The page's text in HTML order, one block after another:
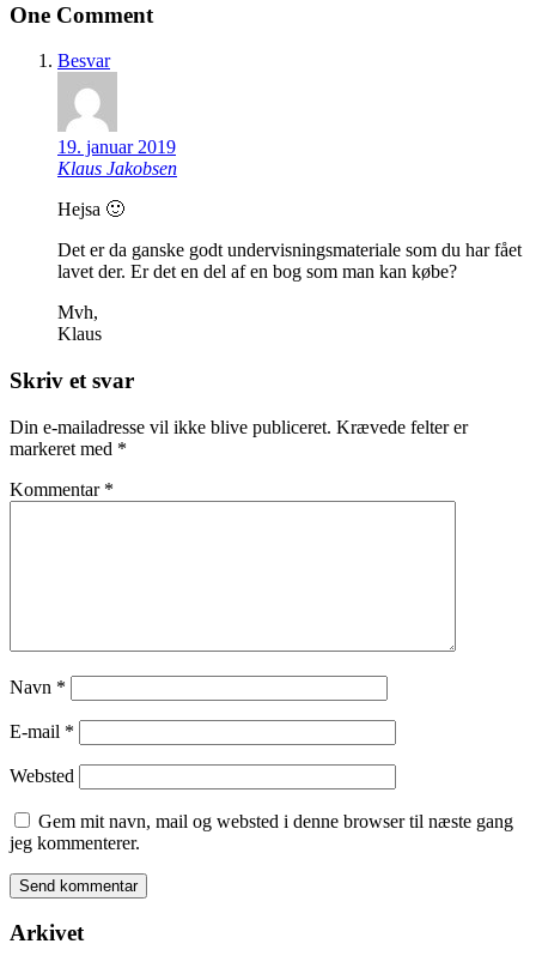
One Comment
Besvar
19. januar 2019
Klaus Jakobsen
Hejsa 🙂
Det er da ganske godt undervisningsmateriale som du har fået
lavet der. Er det en del af en bog som man kan købe?
Mvh,
Klaus
Skriv et svar
Din e-mailadresse vil ikke blive publiceret. Krævede felter er
markeret med *
Kommentar *
Navn *
E-mail *
Websted
Gem mit navn, mail og websted i denne browser til næste gang
jeg kommenterer.
Arkivet